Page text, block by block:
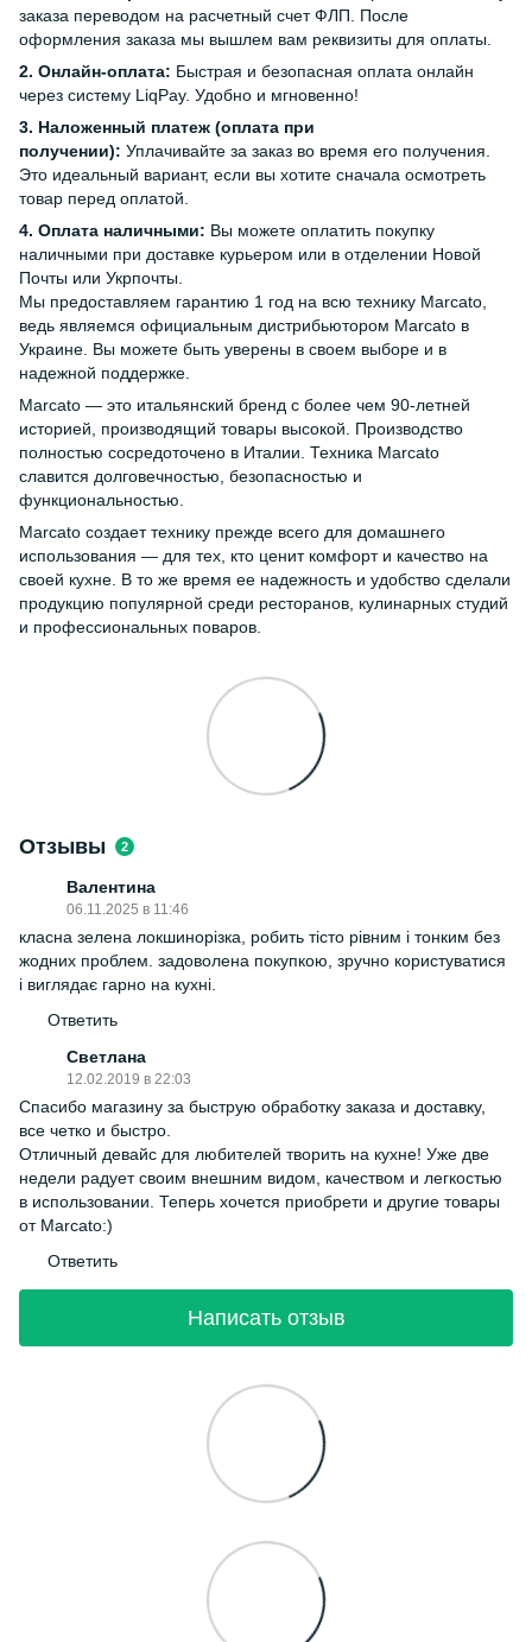
заказа переводом на расчетный счет ФЛП. После
оформления заказа мы вышлем вам реквизиты для оплаты.
2. Онлайн-оплата: Быстрая и безопасная оплата онлайн
через систему LiqPay. Удобно и мгновенно!
3. Наложенный платеж (оплата при
получении): Уплачивайте за заказ во время его получения.
Это идеальный вариант, если вы хотите сначала осмотреть
товар перед оплатой.
4. Оплата наличными: Вы можете оплатить покупку
наличными при доставке курьером или в отделении Новой
Почты или Укрпочты.
Мы предоставляем гарантию 1 год на всю технику Marcato,
ведь являемся официальным дистрибьютором Marcato в
Украине. Вы можете быть уверены в своем выборе и в
надежной поддержке.
Marcato — это итальянский бренд с более чем 90-летней
историей, производящий товары высокой. Производство
полностью сосредоточено в Италии. Техника Marcato
славится долговечностью, безопасностью и
функциональностью.
Marcato создает технику прежде всего для домашнего
использования — для тех, кто ценит комфорт и качество на
своей кухне. В то же время ее надежность и удобство сделали
продукцию популярной среди ресторанов, кулинарных студий
и профессиональных поваров.
Отзывы 2
Валентина
06.11.2025 в 11:46
класна зелена локшинорізка, робить тісто рівним і тонким без
жодних проблем. задоволена покупкою, зручно користуватися
і виглядає гарно на кухні.
Ответить
Светлана
12.02.2019 в 22:03
Спасибо магазину за быструю обработку заказа и доставку,
все четко и быстро.
Отличный девайс для любителей творить на кухне! Уже две
недели радует своим внешним видом, качеством и легкостью
в использовании. Теперь хочется приобрети и другие товары
от Marcato:)
Ответить
Написать отзыв